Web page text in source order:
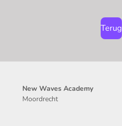
Terug
New Waves Academy
Moordrecht